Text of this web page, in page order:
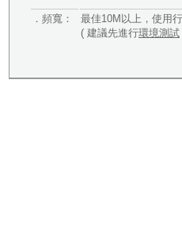
．頻寬：
最佳10M以上，使用
( 建議先進行環境測試